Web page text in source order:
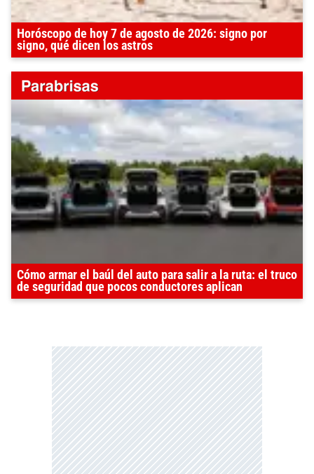
Horóscopo de hoy 7 de agosto de 2026: signo por
signo, qué dicen los astros
Cómo armar el baúl del auto para salir a la ruta: el truco
de seguridad que pocos conductores aplican